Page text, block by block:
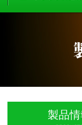
製品